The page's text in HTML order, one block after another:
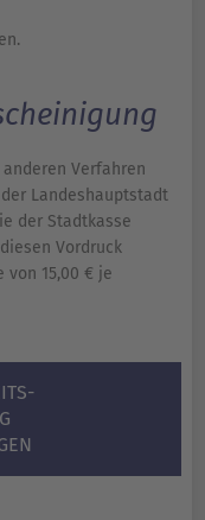
Verfahren
Landeshauptstadt
der Stadtkasse
Vordruck
von 15,00 € je